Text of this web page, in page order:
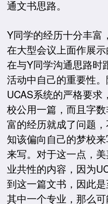
通文书思路。
Y同学的经历十分丰富
在大型会议上面作展
在与Y同学沟通思路时
活动中自己的重要性
UCAS系统的严格要
校公用一篇，而且字
富的经历就成了问题
知该偏向自己的梦校
来写。对于这一点，
业共性的内容，因为
到这一篇文书，因此
其中一个专业，那么